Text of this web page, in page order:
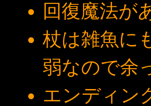
回復魔法が
杖は雑魚に
弱なので余
エンディン